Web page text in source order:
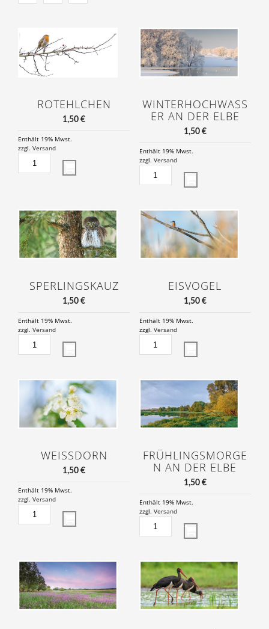
ROTEHLCHEN
1,50€
Enthält 19% Mwst.
zzgl. Versand
ROTEHLCHEN
MENGE
WINTERHOCHWASS
ER AN DER ELBE
1,50 €
Enthält 19% Mwst.
zzgl. Versand
WINTERHOCHWASSER
AN
MENGE
SPERLINGSKAUZ
1,50€
Enthält 19% Mwst.
zzgl. Versand
SPERLINGSKAUZ
MENGE
EISVOGEL
1,50 €
Enthält 19% Mwst.
zzgl. Versand
EISVOGEL
MENGE
WEISSDORN
1,50€
Enthält 19% Mwst.
zzgl. Versand
WEISSDORN M
ENGE
FRÜHLINGSMORGE
N AN DER ELBE
1,50 €
Enthält 19% Mwst.
zzgl. Versand
FRÜHLINGSMORGEN
AN
MENGE